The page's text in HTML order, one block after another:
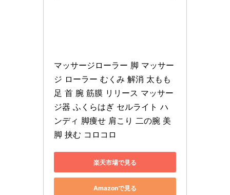
マッサージローラー 脚 マッサー
ジ ローラー むくみ 解消 太もも
足 首 腕 筋膜 リリース マッサー
ジ器 ふくらはぎ セルライト ハ
ンディ 脚痩せ 肩こり 二の腕 美
脚 挟む コロコロ
楽天市場で見る
Amazonで見る